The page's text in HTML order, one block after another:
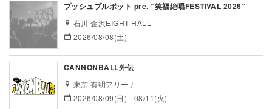
プッシュプルポット pre. “笑福絶唱FESTIVAL 2026”
石川 金沢EIGHT HALL
2026/08/08(土)
CANNONBALL外伝
東京 有明アリーナ
2026/08/09(日) - 08/11(火)